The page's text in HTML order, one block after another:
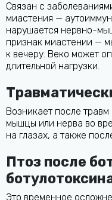
Связан с
миастения —
нарушается нервно-
признак миастении —
к вечеру. Веко может
длительной нагрузки.
Возникает после
мышцы или нерва во
на глазах, а также
Птоз после
Это временное